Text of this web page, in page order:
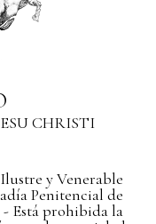
CHRISTI
y Venerable
Penitencial de
- Está prohibida la